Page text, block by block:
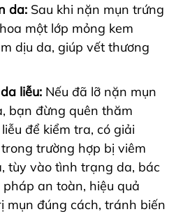
da: Sau khi nặn mụn trứng
một lớp mỏng kem
dịu da, giúp vết thương
liễu: Nếu đã lỡ nặn mụn
bạn đừng quên thăm
để kiểm tra, có giải
trường hợp bị viêm
tùy vào tình trạng da, bác
an toàn, hiệu quả
mụn đúng cách, tránh biến